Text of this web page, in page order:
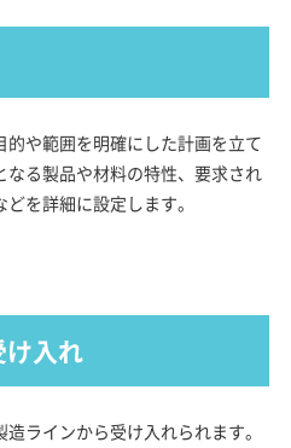
や範囲を明確にした計画を立て
なる製品や材料の特性、要求され
を詳細に設定します。
入れ
ラインから受け入れられます。